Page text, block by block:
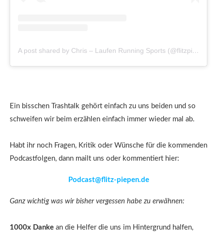
A post shared by Chris – Laufen Running Sports (@flitzpiepechris)
Ein bisschen Trashtalk gehört einfach zu uns beiden und so
schweifen wir beim erzählen einfach immer wieder mal ab.
Habt ihr noch Fragen, Kritik oder Wünsche für die kommenden
Podcastfolgen, dann mailt uns oder kommentiert hier:
Podcast@flitz-piepen.de
Ganz wichtig was wir bisher vergessen habe zu erwähnen:
1000x Danke an die Helfer die uns im Hintergrund halfen,